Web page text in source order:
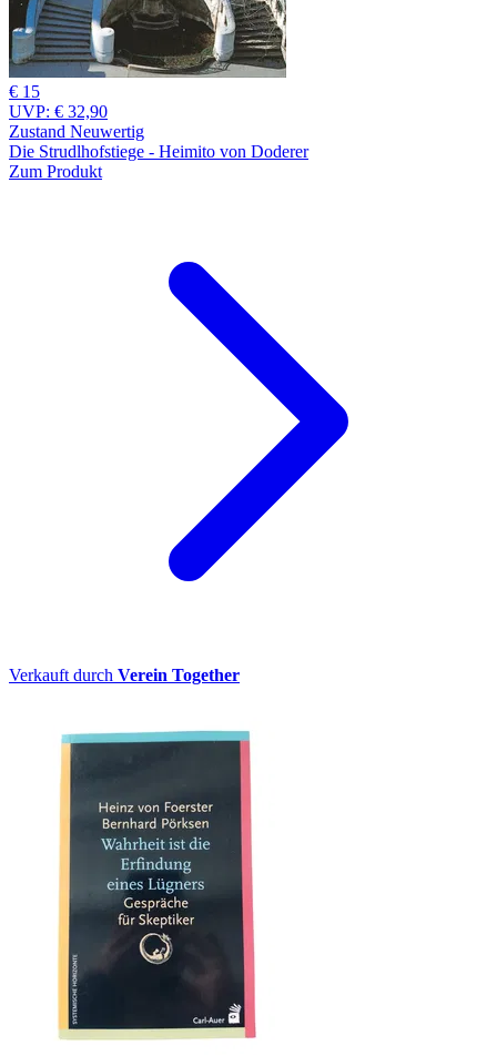
€ 15
UVP: € 32,90
Zustand Neuwertig
Die Strudlhofstiege - Heimito von Doderer
Zum Produkt
Verkauft durch Verein Together